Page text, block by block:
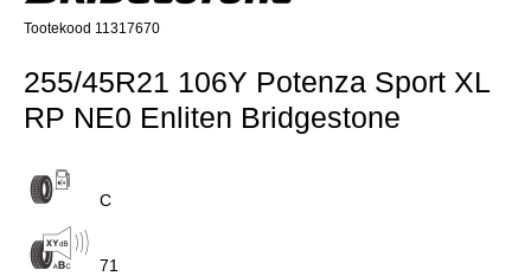
Tootekood 11317670
255/45R21 106Y Potenza Sport XL
RP NE0 Enliten Bridgestone
C
71